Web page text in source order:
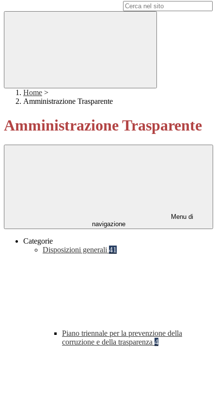
Home >
Amministrazione Trasparente
Amministrazione Trasparente
Menu di
navigazione
Categorie
Disposizioni generali 41
Piano triennale per la prevenzione della
corruzione e della trasparenza 4